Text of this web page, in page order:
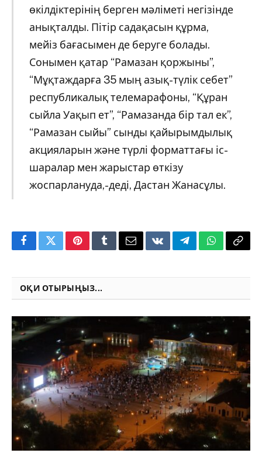
өкілдіктерінің берген мәліметі негізінде
анықталды. Пітір садақасын құрма,
мейіз бағасымен де беруге болады.
Сонымен қатар “Рамазан қоржыны”,
“Мұқтаждарға 35 мың азық-түлік себет”
республикалық телемарафоны, “Құран
сыйла Уақып ет”, “Рамазанда бір тал ек”,
“Рамазан сыйы” сынды қайырымдылық
акцияларын және түрлі форматтағы іс-
шаралар мен жарыстар өткізу
жоспарлануда,-деді, Дастан Жанасұлы.
FacebookTwitterPinterestTumblrEmailVKontakteTelegramWhatsApp
Copy
ОҚИ ОТЫРЫҢЫЗ...